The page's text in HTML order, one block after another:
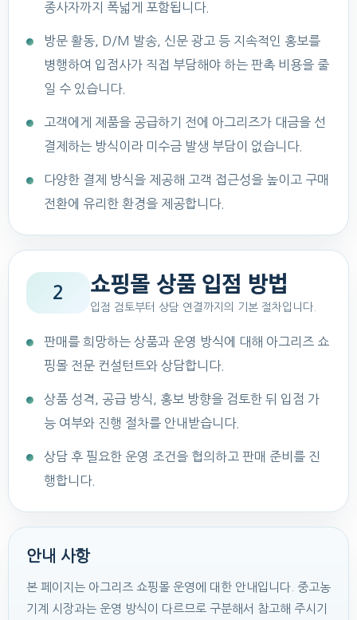
종사자까지 폭넓게 포함됩니다.
방문 활동, D/M 발송, 신문 광고 등 지속적인 홍보를
병행하여 입점사가 직접 부담해야 하는 판촉 비용을 줄
일 수 있습니다.
고객에게 제품을 공급하기 전에 아그리즈가 대금을 선
결제하는 방식이라 미수금 발생 부담이 없습니다.
다양한 결제 방식을 제공해 고객 접근성을 높이고 구매
전환에 유리한 환경을 제공합니다.
2 쇼핑몰 상품 입점 방법
입점 검토부터 상담 연결까지의 기본 절차입니다.
판매를 희망하는 상품과 운영 방식에 대해 아그리즈 쇼
핑몰 전문 컨설턴트와 상담합니다.
상품 성격, 공급 방식, 홍보 방향을 검토한 뒤 입점 가
능 여부와 진행 절차를 안내받습니다.
상담 후 필요한 운영 조건을 협의하고 판매 준비를 진
행합니다.
안내 사항
본 페이지는 아그리즈 쇼핑몰 운영에 대한 안내입니다. 중고농
기계 시장과는 운영 방식이 다르므로 구분해서 참고해 주시기